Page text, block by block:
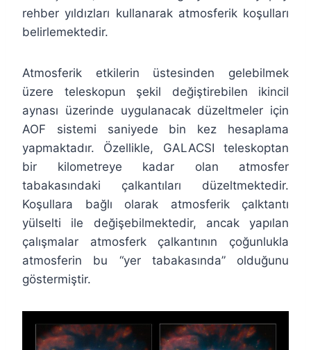
rehber yıldızları kullanarak atmosferik koşulları
belirlemektedir.
Atmosferik etkilerin üstesinden gelebilmek
üzere teleskopun şekil değiştirebilen ikincil
aynası üzerinde uygulanacak düzeltmeler için
AOF sistemi saniyede bin kez hesaplama
yapmaktadır. Özellikle, GALACSI teleskoptan
bir kilometreye kadar olan atmosfer
tabakasındaki çalkantıları düzeltmektedir.
Koşullara bağlı olarak atmosferik çalktantı
yülselti ile değişebilmektedir, ancak yapılan
çalışmalar atmosferk çalkantının çoğunlukla
atmosferin bu “yer tabakasında” olduğunu
göstermiştir.